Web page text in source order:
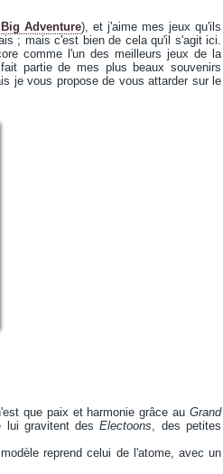
Adventure), et j'aime mes jeux qu'ils
; mais c'est bien de cela qu'il s'agit ici.
comme l'un des meilleurs jeux de la
partie de mes plus beaux souvenirs
je vous propose de vous attarder sur le
que paix et harmonie grâce auGrand
lui gravitent desElectoons, des petites
reprend celui de l'atome, avec un